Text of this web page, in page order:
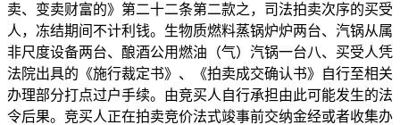
卖、变卖财富的》第二十二条第二款之，司法拍卖次序的买受
人，冻结期间不计利钱。生物质燃料蒸锅炉炉两台、汽锅从属
非尺度设备两台、酿酒公用燃油（气）汽锅一台八、买受人凭
法院出具的《施行裁定书》、《拍卖成交确认书》自行至相关
办理部分打点过户手续。由竞买人自行承担由此可能发生的法
令后果。竞买人正在拍卖竞价法式竣事前交纳金经或者收集办